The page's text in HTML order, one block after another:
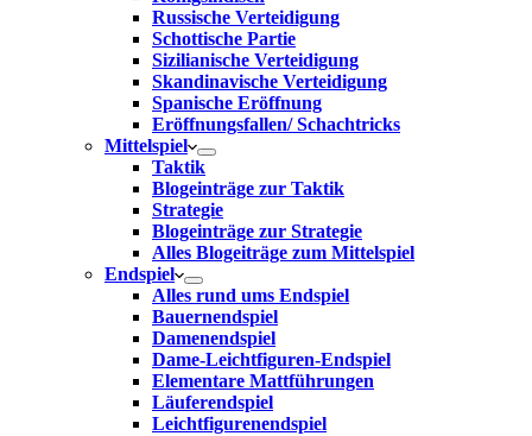
Russische Verteidigung
Schottische Partie
Sizilianische Verteidigung
Skandinavische Verteidigung
Spanische Eröffnung
Eröffnungsfallen/ Schachtricks
Mittelspiel
Taktik
Blogeinträge zur Taktik
Strategie
Blogeinträge zur Strategie
Alles Blogeiträge zum Mittelspiel
Endspiel
Alles rund ums Endspiel
Bauernendspiel
Damenendspiel
Dame-Leichtfiguren-Endspiel
Elementare Mattführungen
Läuferendspiel
Leichtfigurenendspiel